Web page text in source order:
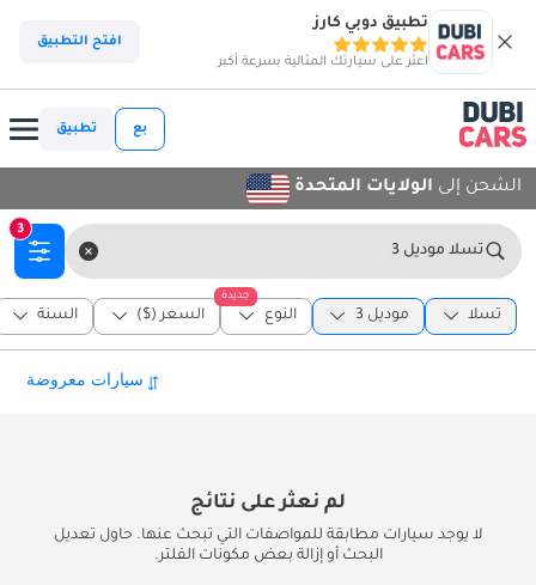
تطبيق دوبي كارز
اعثر على سيارتك المثالية بسرعة أكبر
افتح التطبيق
بع تطبيق
الشحن إلى الولايات المتحدة
تسلا موديل 3
3
تسلا موديل 3
جديدة
النوع السعر ($) السنة
لم نعثر على نتائج
لا يوجد سيارات مطابقة للمواصفات التي تبحث عنها. حاول تعديل
البحث أو إزالة بعض مكونات الفلتر.